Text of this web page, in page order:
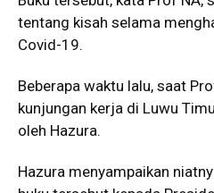
tentang kisah selama
Covid-19.
Beberapa waktu lalu, saat
kunjungan kerja di Luwu
oleh Hazura.
Hazura menyampaikan